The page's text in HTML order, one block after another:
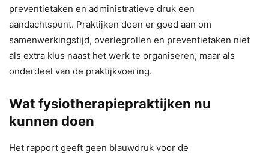
preventietaken en administratieve druk een
aandachtspunt. Praktijken doen er goed aan om
samenwerkingstijd, overlegrollen en preventietaken niet
als extra klus naast het werk te organiseren, maar als
onderdeel van de praktijkvoering.
Wat fysiotherapiepraktijken nu
kunnen doen
Het rapport geeft geen blauwdruk voor de